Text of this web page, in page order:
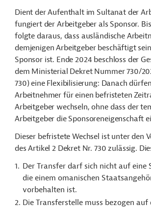
Dient der Aufenthalt im Sultanat der
fungiert der Arbeitgeber als Sponsor.
folgte daraus, dass ausländische
demjenigen Arbeitgeber beschäftigt
Sponsor ist. Ende 2024 beschloss der
dem Ministerial Dekret Nummer 730/
730) eine Flexibilisierung: Danach
Arbeitnehmer für einen befristeten
Arbeitgeber wechseln, ohne dass der
Arbeitgeber die Sponsoreneigenschaft
Dieser befristete Wechsel ist unter den
des Artikel 2 Dekret Nr. 730 zulässig.
Der Transfer darf sich nicht auf eine
die einem omanischen
vorbehalten ist.
Die Transferstelle muss bezogen auf